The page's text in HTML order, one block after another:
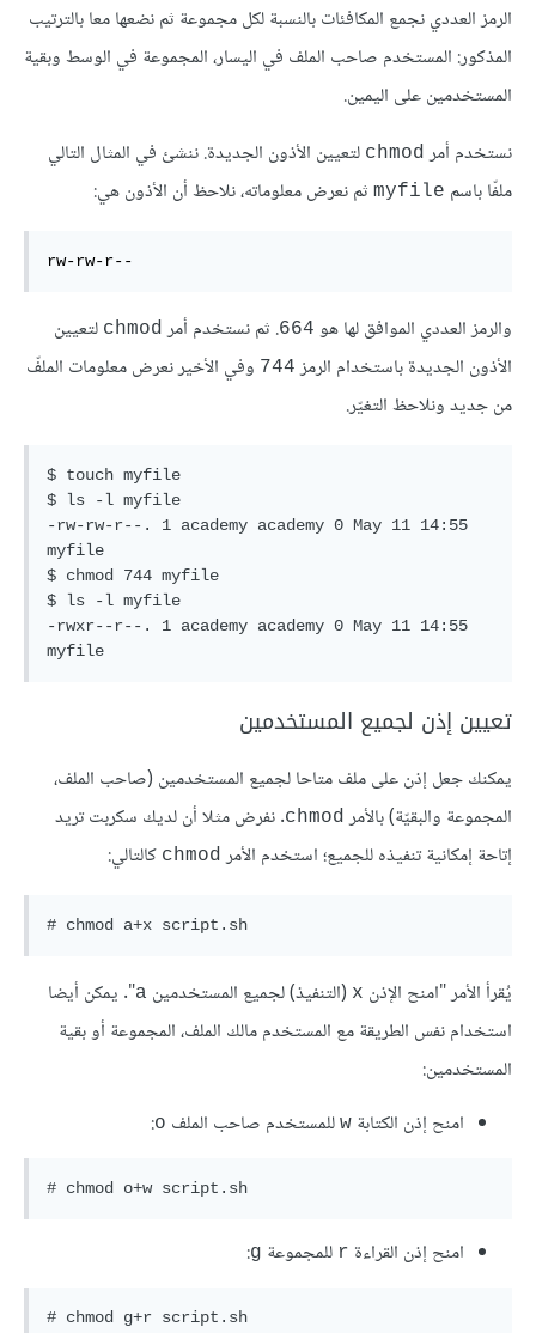
الرمز العددي نجمع المكافئات بالنسبة لكل مجموعة ثم نضعها معا بالترتيب
المذكور: المستخدم صاحب الملف في اليسار، المجموعة في الوسط وبقية
المستخدمين على اليمين.
نستخدم أمر chmod لتعيين الأذون الجديدة. ننشئ في المثال التالي
ملفّا باسم myfile ثم نعرض معلوماته، نلاحظ أن الأذون هي:
rw-rw-r--
والرمز العددي الموافق لها هو 664. ثم نستخدم أمر chmod لتعيين
الأذون الجديدة باستخدام الرمز 744 وفي الأخير نعرض معلومات الملفّ
من جديد ونلاحظ التغيّر.
$ touch myfile
$ ls -l myfile
-rw-rw-r--. 1 academy academy 0 May 11 14:55
myfile
$ chmod 744 myfile
$ ls -l myfile
-rwxr--r--. 1 academy academy 0 May 11 14:55
myfile
تعيين إذن لجميع المستخدمين
يمكنك جعل إذن على ملف متاحا لجميع المستخدمين (صاحب الملف،
المجموعة والبقيّة) بالأمر chmod. نفرض مثلا أن لديك سكربت تريد
إتاحة إمكانية تنفيذه للجميع؛ استخدم الأمر chmod كالتالي:
يُقرأ الأمر "امنح الإذن x (التنفيذ) لجميع المستخدمين a". يمكن أيضا
استخدام نفس الطريقة مع المستخدم مالك الملف، المجموعة أو بقية
المستخدمين:
امنح إذن الكتابة w للمستخدم صاحب الملف o
:
# chmod o+w script.sh
امنح إذن القراءة r للمجموعة g
:
# chmod g+r script.sh